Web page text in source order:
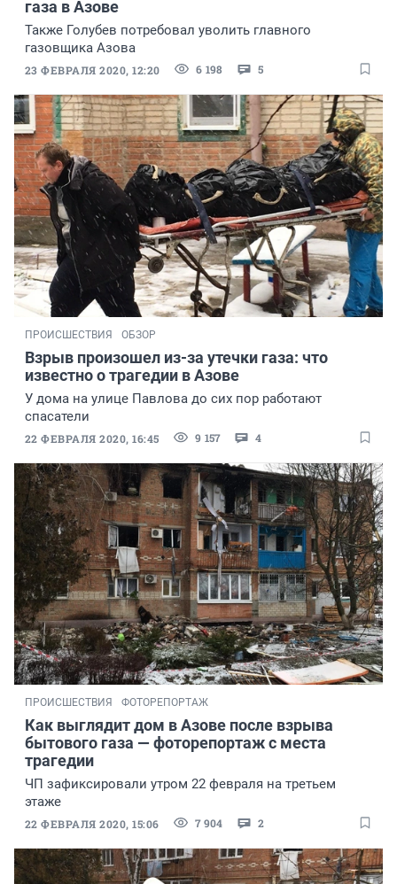
газа в Азове
Также Голубев потребовал уволить главного
газовщика Азова
23 ФЕВРАЛЯ 2020, 12:20 6 198 5
ПРОИСШЕСТВИЯ ОБЗОР
Взрыв произошел из-за утечки газа: что
известно о трагедии в Азове
У дома на улице Павлова до сих пор работают
спасатели
22 ФЕВРАЛЯ 2020, 16:45 9 157 4
ПРОИСШЕСТВИЯ ФОТОРЕПОРТАЖ
Как выглядит дом в Азове после взрыва
бытового газа — фоторепортаж с места
трагедии
ЧП зафиксировали утром 22 февраля на третьем
этаже
22 ФЕВРАЛЯ 2020, 15:06 7 904 2